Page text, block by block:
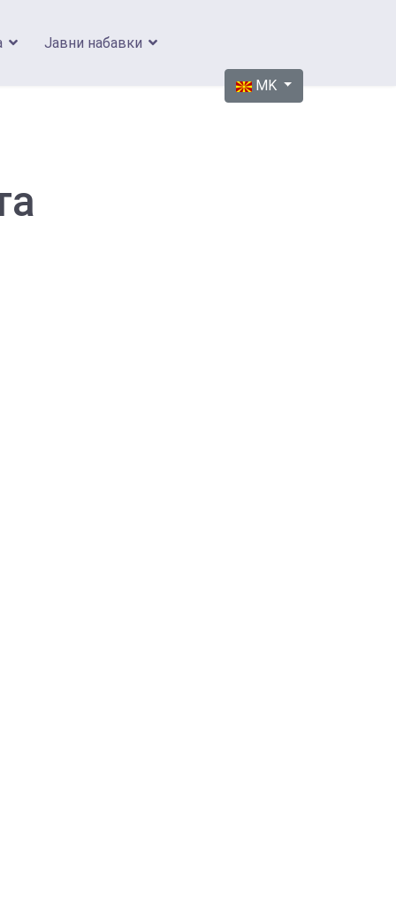
Јавни набавки
Изберете го вашиот јазик
MK